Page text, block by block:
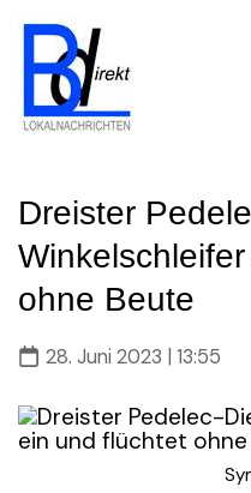
Skip
to
content
Dreister
ohne Beute
28. Juni 2023 | 13:55